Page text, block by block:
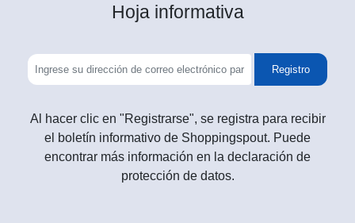
Hoja informativa
Registro
Al hacer clic en "Registrarse", se registra para recibir
el boletín informativo de Shoppingspout. Puede
encontrar más información en la declaración de
protección de datos.